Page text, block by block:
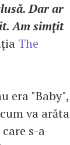
Dar ar
Am simţit
The
era "Baby",
va arăta
s-a